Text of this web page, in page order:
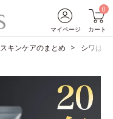
マイページ
0
カート
スキンケアのまとめ シワは